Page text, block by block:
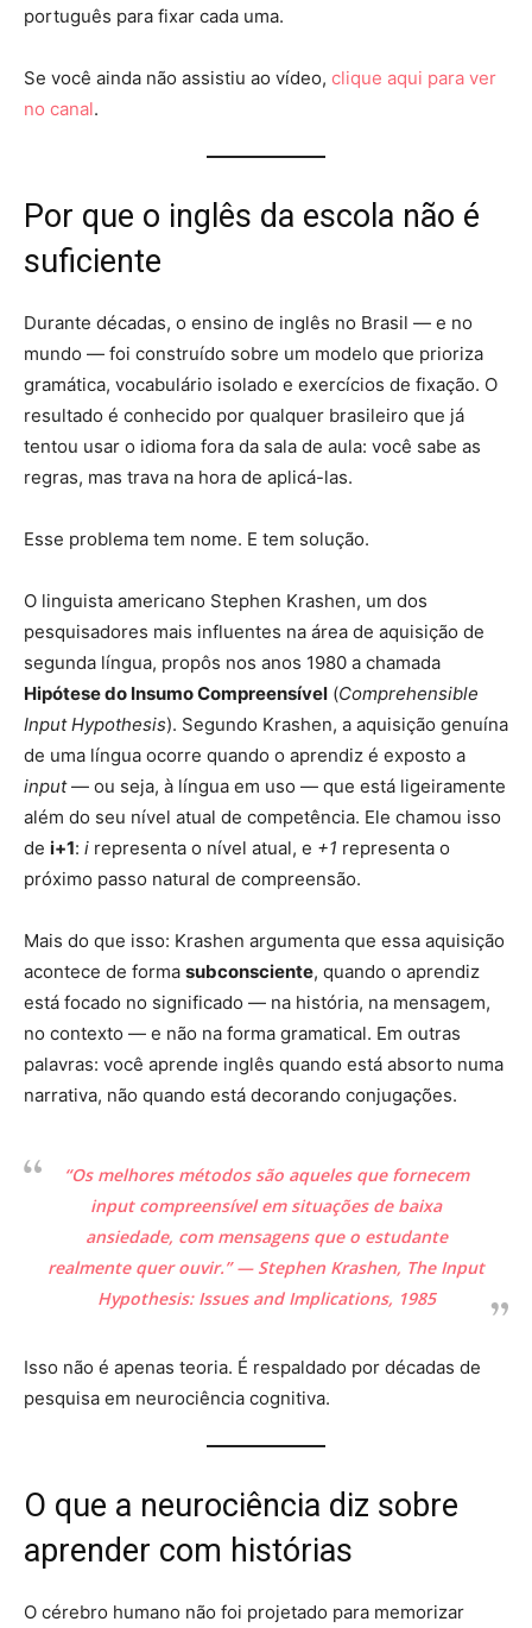
português para fixar cada uma.
Se você ainda não assistiu ao vídeo, clique aqui para ver
no canal.
Por que o inglês da escola não é
suficiente
Durante décadas, o ensino de inglês no Brasil — e no
mundo — foi construído sobre um modelo que prioriza
gramática, vocabulário isolado e exercícios de fixação. O
resultado é conhecido por qualquer brasileiro que já
tentou usar o idioma fora da sala de aula: você sabe as
regras, mas trava na hora de aplicá-las.
Esse problema tem nome. E tem solução.
O linguista americano Stephen Krashen, um dos
pesquisadores mais influentes na área de aquisição de
segunda língua, propôs nos anos 1980 a chamada
Hipótese do Insumo Compreensível (Comprehensible
Input Hypothesis). Segundo Krashen, a aquisição genuína
de uma língua ocorre quando o aprendiz é exposto a
input— ou seja, à língua em uso — que está ligeiramente
além do seu nível atual de competência. Ele chamou isso
de i+1: i representa o nível atual, e +1 representa o
próximo passo natural de compreensão.
Mais do que isso: Krashen argumenta que essa aquisição
acontece de forma subconsciente, quando o aprendiz
está focado no significado — na história, na mensagem,
no contexto — e não na forma gramatical. Em outras
palavras: você aprende inglês quando está absorto numa
narrativa, não quando está decorando conjugações.
“Os melhores métodos são aqueles que fornecem
input compreensível em situações de baixa
ansiedade, com mensagens que o estudante
realmente quer ouvir.”— Stephen Krashen, The Input
Hypothesis: Issues and Implications, 1985
Isso não é apenas teoria. É respaldado por décadas de
pesquisa em neurociência cognitiva.
O que a neurociência diz sobre
aprender com histórias
O cérebro humano não foi projetado para memorizar